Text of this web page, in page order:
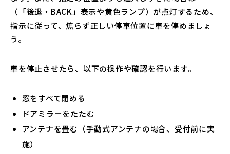
（「後退・BACK」表示や黄色ランプ）が点灯するため、
指示に従って、焦らず正しい停車位置に車を停めましょ
う。
車を停止させたら、以下の操作や確認を行います。
窓をすべて閉める
ドアミラーをたたむ
アンテナを畳む（手動式アンテナの場合、受付前に実
施）